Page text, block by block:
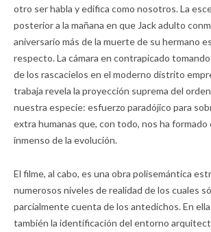
otro ser habla y edifica como nosotros. La
posterior a la mañana en que Jack adulto
aniversario más de la muerte de su hermano
respecto. La cámara en contrapicado
de los rascacielos en el moderno distrito
trabaja revela la proyección suprema del
nuestra especie: esfuerzo paradójico para
extra humanas que, con todo, nos ha formado
inmenso de la evolución.
El filme, al cabo, es una obra polisemántica
numerosos niveles de realidad de los cuales
parcialmente cuenta de los antedichos. En
también la identificación del entorno